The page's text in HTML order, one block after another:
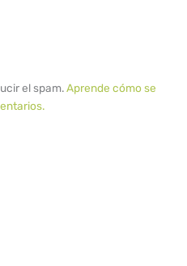
el spam.Aprende cómo se